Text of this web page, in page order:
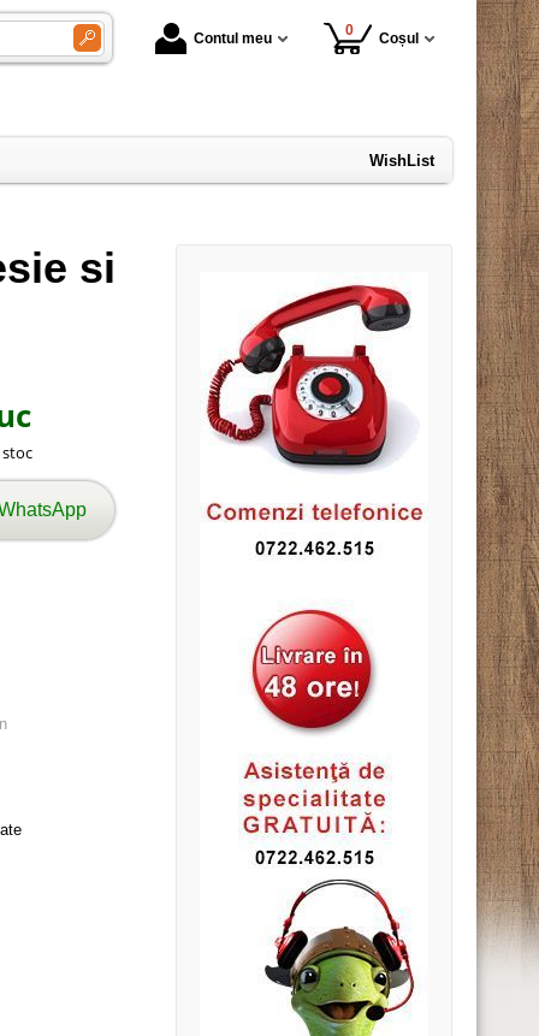
Contul meu 0 Coșul
WishList
si